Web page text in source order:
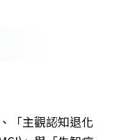
「主觀認知退化